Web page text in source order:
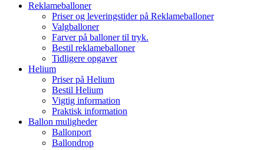
Reklameballoner
Priser og leveringstider på Reklameballoner
Valgballoner
Farver på balloner til tryk.
Bestil reklameballoner
Tidligere opgaver
Helium
Priser på Helium
Bestil Helium
Vigtig information
Praktisk information
Ballon muligheder
Ballonport
Ballondrop